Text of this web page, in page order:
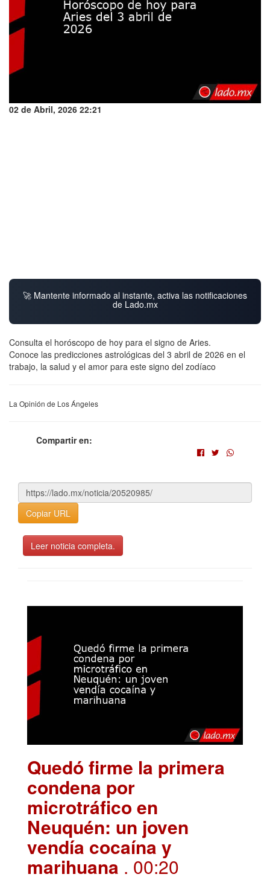
02 de Abril, 2026 22:21
🚀 Mantente informado al instante, activa las notificaciones
de Lado.mx
Consulta el horóscopo de hoy para el signo de Aries.
Conoce las predicciones astrológicas del 3 abril de 2026 en el
trabajo, la salud y el amor para este signo del zodíaco
La Opinión de Los Ángeles
Compartir en:
Copiar URL
Leer noticia completa.
Quedó firme la primera
condena por
microtráfico en
Neuquén: un joven
vendía cocaína y
marihuana . 00:20